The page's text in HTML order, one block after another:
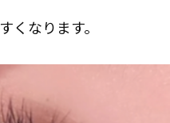
くなります。